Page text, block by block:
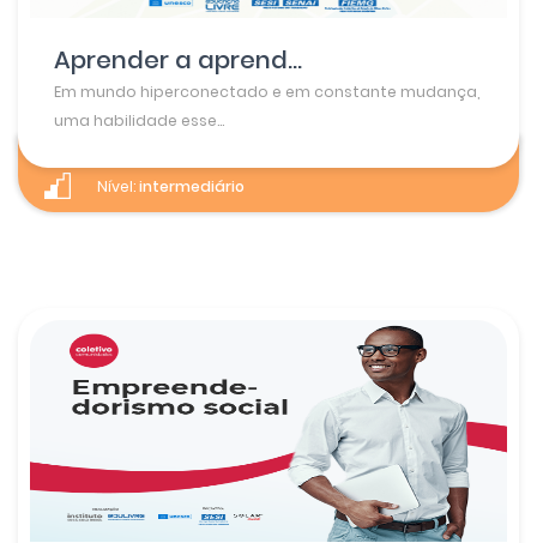
Aprender a aprend...
Em mundo hiperconectado e em constante mudança,
uma habilidade esse...
Nível:intermediário